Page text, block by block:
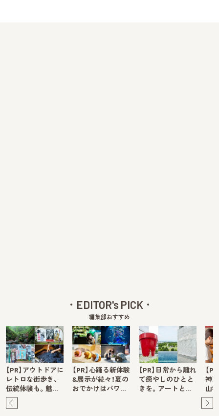
EDITOR's PICK
編集部おすすめ
【PR】アウトドアに
レトロな街歩き、
伝統体験も。魅…
【PR】心踊る新体験
&展示が続々！夏の
おでかけはパワ…
【PR】日常から離れ
て癒やしのひとと
きを。アートと…
【
神
山